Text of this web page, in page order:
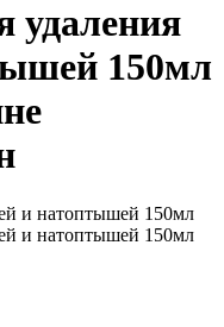
удаления
150мл